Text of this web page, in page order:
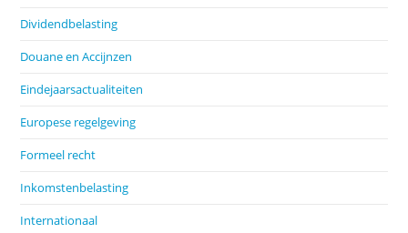
Dividendbelasting
Douane en Accijnzen
Eindejaarsactualiteiten
Europese regelgeving
Formeel recht
Inkomstenbelasting
Internationaal